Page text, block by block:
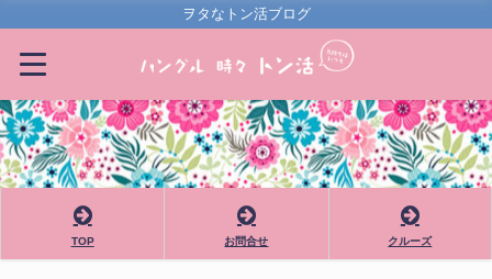
ヲタなトン活ブログ
TOP お問合せ クルーズ